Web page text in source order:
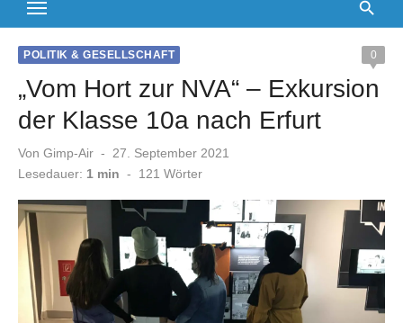
POLITIK & GESELLSCHAFT 0
„Vom Hort zur NVA“ – Exkursion
der Klasse 10a nach Erfurt
Von Gimp-Air
Veröffentlicht
am
27. September 2021
Lesedauer: 1 min - 121 Wörter